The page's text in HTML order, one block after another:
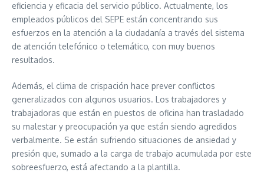
eficiencia y eficacia del servicio público. Actualmente, los
empleados públicos del SEPE están concentrando sus
esfuerzos en la atención a la ciudadanía a través del sistema
de atención telefónico o telemático, con muy buenos
resultados.
Además, el clima de crispación hace prever conflictos
generalizados con algunos usuarios. Los trabajadores y
trabajadoras que están en puestos de oficina han trasladado
su malestar y preocupación ya que están siendo agredidos
verbalmente. Se están sufriendo situaciones de ansiedad y
presión que, sumado a la carga de trabajo acumulada por este
sobreesfuerzo, está afectando a la plantilla.